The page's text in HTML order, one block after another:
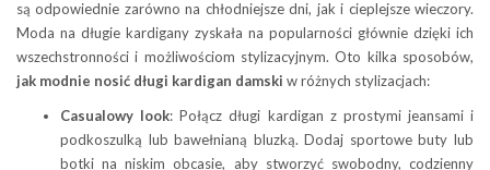
są odpowiednie zarówno na chłodniejsze dni, jak i cieplejsze wieczory.
Moda na długie kardigany zyskała na popularności głównie dzięki ich
wszechstronności i możliwościom stylizacyjnym. Oto kilka sposobów,
jak modnie nosić długi kardigan damski w różnych stylizacjach:
Casualowy look: Połącz długi kardigan z prostymi jeansami i
podkoszulką lub bawełnianą bluzką. Dodaj sportowe buty lub
botki na niskim obcasie, aby stworzyć swobodny, codzienny